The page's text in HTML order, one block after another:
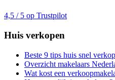
4,5 / 5 op Trustpilot
Huis verkopen
Beste 9 tips huis snel
Overzicht makelaars
Wat kost een